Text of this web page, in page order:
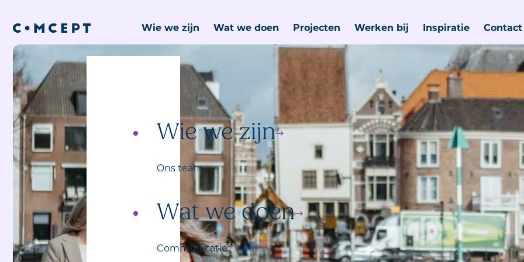
Wie we zijn Wat we doen Projecten Werken bij Inspiratie Contact
Wie we zijn
Ons team
Wat we doen
Communicatie